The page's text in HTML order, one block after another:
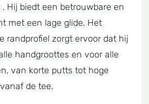
Hij biedt een betrouwbare en
met een lage glide. Het
randprofiel zorgt ervoor dat hij
handgroottes en voor alle
van korte putts tot hoge
de tee.